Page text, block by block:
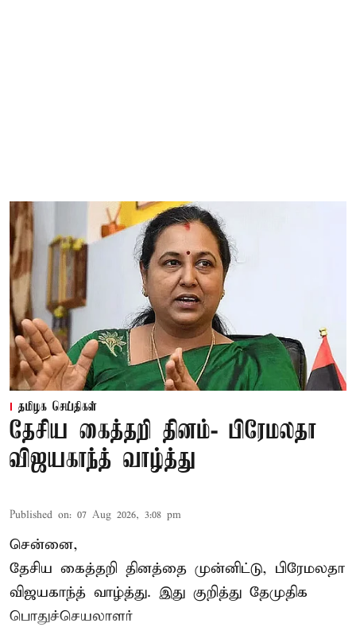
தமிழக செய்திகள்
தேசிய கைத்தறி தினம்- பிரேமலதா
விஜயகாந்த் வாழ்த்து
Published on: 07 Aug 2026, 3:08 pm
சென்னை,
தேசிய கைத்தறி தினத்தை முன்னிட்டு, பிரேமலதா
விஜயகாந்த் வாழ்த்து. இது குறித்து தேமுதிக
பொதுச்செயலாளர்